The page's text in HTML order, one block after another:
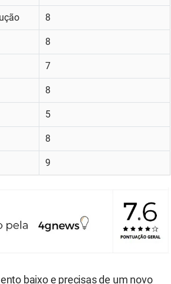
8
8
7
8
5
8
9
baixo e precisas de um novo